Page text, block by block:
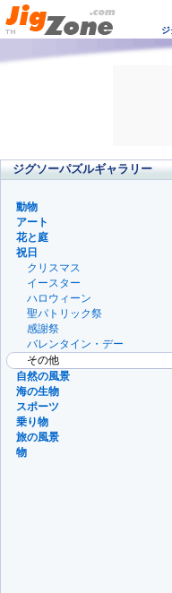
ジグソーパズルギャラリー
動物
アート
花と庭
祝日
クリスマス
イースター
ハロウィーン
聖パトリック祭
感謝祭
バレンタイン・デー
その他
自然の風景
海の生物
スポーツ
乗り物
旅の風景
物